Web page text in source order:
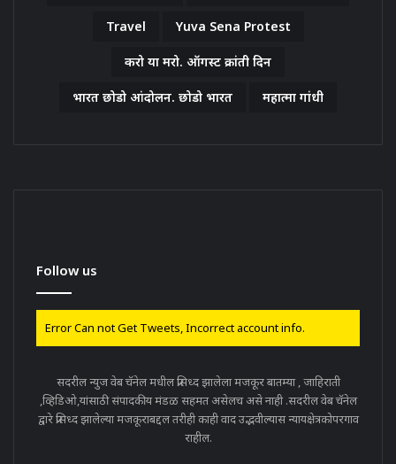
Travel Yuva Sena Protest
करो या मरो. ऑगस्ट क्रांती दिन
भारत छोडो आंदोलन. छोडो भारत महात्मा गांधी
Follow us
Error Can not Get Tweets, Incorrect account info.
सदरील न्युज वेब चॅनेल मधील प्रसिध्द झालेला मजकूर बातम्या , जाहिराती
,व्हिडिओ,यांसाठी संपादकीय मंडळ सहमत असेलच असे नाही .सदरील वेब चॅनेल
द्वारे प्रसिध्द झालेल्या मजकूराबद्दल तरीही काही वाद उद्भवील्यास न्यायक्षेत्रकोपरगाव
राहील.